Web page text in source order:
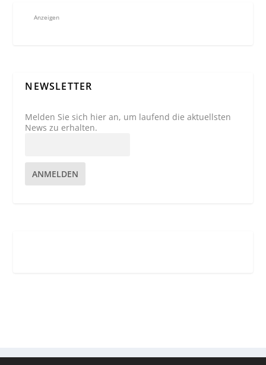
Anzeigen
NEWSLETTER
Melden Sie sich hier an, um laufend die aktuellsten
News zu erhalten.
ANMELDEN